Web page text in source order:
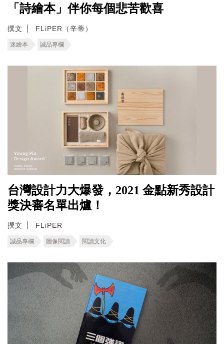
「詩繪本」伴你每個悲苦歡喜
撰文 FLiPER（辛蒂）
迷繪本 誠品專欄
台灣設計力大爆發，2021 金點新秀設計
獎決審名單出爐！
撰文 FLiPER
誠品專欄 圖像閱讀 閱讀文化